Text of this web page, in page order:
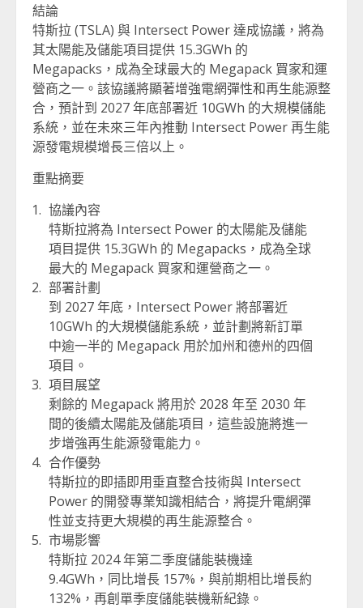
結論
特斯拉 (TSLA) 與 Intersect Power 達成協議，將為
其太陽能及儲能項目提供 15.3GWh 的
Megapacks，成為全球最大的 Megapack 買家和運
營商之一。該協議將顯著增強電網彈性和再生能源整
合，預計到 2027 年底部署近 10GWh 的大規模儲能
系統，並在未來三年內推動 Intersect Power 再生能
源發電規模增長三倍以上。
重點摘要
協議內容
特斯拉將為 Intersect Power 的太陽能及儲能
項目提供 15.3GWh 的 Megapacks，成為全球
最大的 Megapack 買家和運營商之一。
部署計劃
到 2027 年底，Intersect Power 將部署近
10GWh 的大規模儲能系統，並計劃將新訂單
中逾一半的 Megapack 用於加州和德州的四個
項目。
項目展望
剩餘的 Megapack 將用於 2028 年至 2030 年
間的後續太陽能及儲能項目，這些設施將進一
步增強再生能源發電能力。
合作優勢
特斯拉的即插即用垂直整合技術與 Intersect
Power 的開發專業知識相結合，將提升電網彈
性並支持更大規模的再生能源整合。
市場影響
特斯拉 2024 年第二季度儲能裝機達
9.4GWh，同比增長 157%，與前期相比增長約
132%，再創單季度儲能裝機新紀錄。